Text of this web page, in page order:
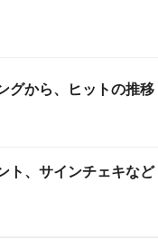
グから、ヒットの推移
ト、サインチェキなど